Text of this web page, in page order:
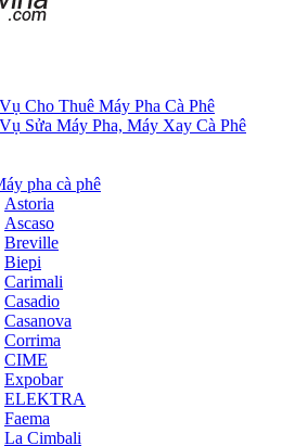
Cho Thuê Máy Pha Cà Phê
Sửa Máy Pha, Máy Xay Cà Phê
pha cà phê
Astoria
Ascaso
Breville
Biepi
Carimali
Casadio
Casanova
Corrima
CIME
Expobar
ELEKTRA
Faema
La Cimbali